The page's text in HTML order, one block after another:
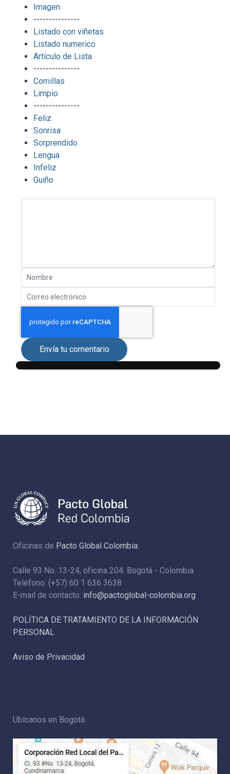
Imagen
---------------
Listado con viñetas
Listado numerico
Artículo de Lista
---------------
Comillas
Limpio
---------------
Feliz
Sonrisa
Sorprendido
Lengua
Infeliz
Guiño
Envía tu comentario
Oficinas de Pacto Global Colombia:
Calle 93 No. 13-24, oficina 204. Bogotá - Colombia
Teléfono: (+57) 60 1 636 3638
E-mail de contacto: info@pactoglobal-colombia.org
POLÍTICA DE TRATAMIENTO DE LA INFORMACIÓN
PERSONAL
Aviso de Privacidad
Ubícanos en Bogotá